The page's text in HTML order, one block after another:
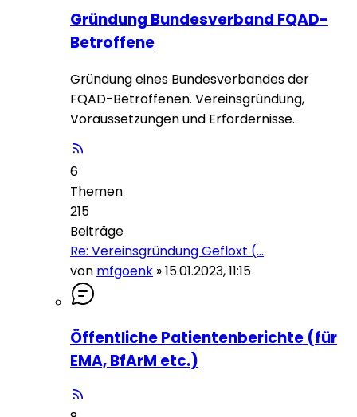
Gründung Bundesverband FQAD-
Betroffene
Gründung eines Bundesverbandes der
FQAD-Betroffenen. Vereinsgründung,
Voraussetzungen und Erfordernisse.
6
Themen
215
Beiträge
Re: Vereinsgründung Gefloxt (…
von mfgoenk »15.01.2023, 11:15
Öffentliche Patientenberichte (für
EMA, BfArM etc.)